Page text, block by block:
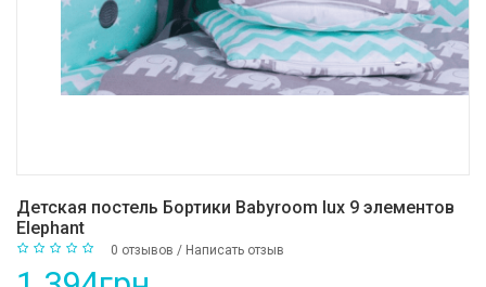
Детская постель Бортики Babyroom lux 9 элементов
Elephant
0 отзывов / Написать отзыв